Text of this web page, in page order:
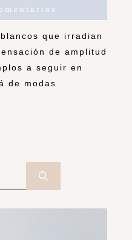
que irradian
de amplitud
a seguir en
de modas